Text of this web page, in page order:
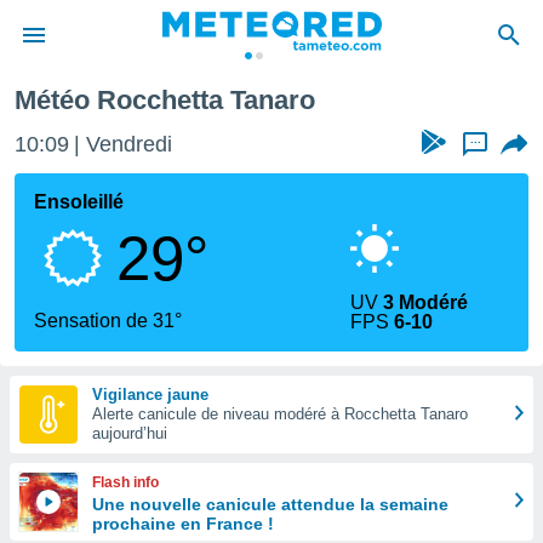
de
Météo Rocchetta Tanaro
10:09 Vendredi ...
Ensoleillé
29°
Sensation de 31°
UV3 Modéré
FPS6-10
Vigilance jaune
Alerte canicule de niveau modéré à Rocchetta Tanaro
aujourd’hui
Flash info
Une nouvelle canicule attendue la semaine
prochaine en France !